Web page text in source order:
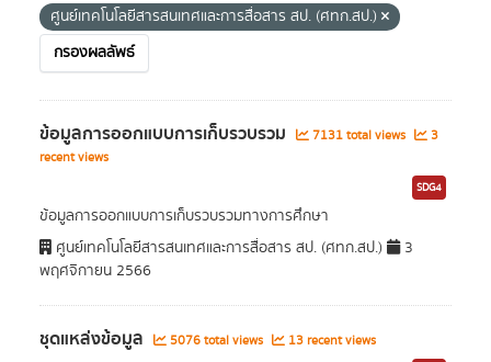
ศูนย์เทคโนโลยีสารสนเทศและการสื่อสาร สป. (ศทก.สป.)
กรองผลลัพธ์
ข้อมูลการออกแบบการเก็บรวบรวม 7131 total views
3
recent views
SDG4
ข้อมูลการออกแบบการเก็บรวบรวมทางการศึกษา
ศูนย์เทคโนโลยีสารสนเทศและการสื่อสาร สป. (ศทก.สป.)
3
พฤศจิกายน 2566
ชุดแหล่งข้อมูล 5076 total views 13 recent views